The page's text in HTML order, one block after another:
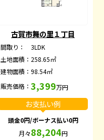
古賀市舞の里１丁目
間取り：
3LDK
土地面積： 258.65㎡
建物面積：98.54㎡
販売価格：3,399万円
お支払い例
頭金0円/ボーナス払い0円
月々88,204円